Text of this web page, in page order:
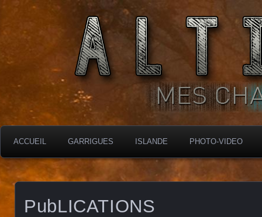
ALTIMARA
MES CHARBONNIÈRES
ACCUEIL GARRIGUES ISLANDE PHOTO-VIDEO
PubLICATIONS